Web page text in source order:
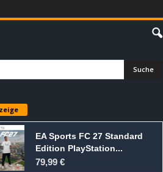
EA Sports FC 27 Standard
Edition PlayStation...
79,99 €